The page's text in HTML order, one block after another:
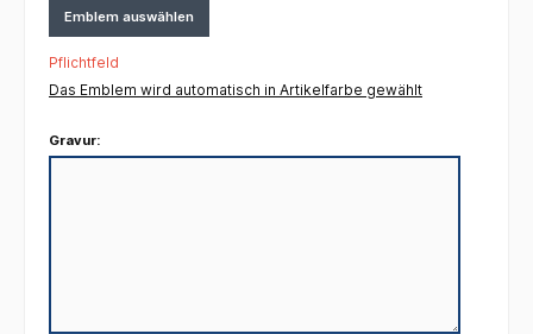
Emblem auswählen
Pflichtfeld
Das Emblem wird automatisch in Artikelfarbe gewählt
Gravur: